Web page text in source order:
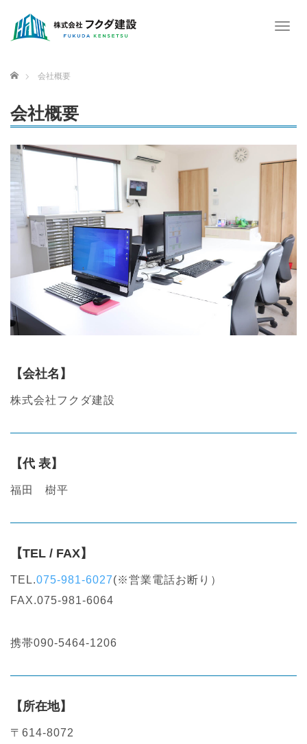
T
a
g
a
i
o
ホーム 会社概要
会社概要
【会社名】
株式会社フクダ建設
【代 表】
福田 樹平
【TEL / FAX】
TEL.075-981-6027(※営業電話お断り）
FAX.075-981-6064
携帯090-5464-1206
【所在地】
〒614-8072